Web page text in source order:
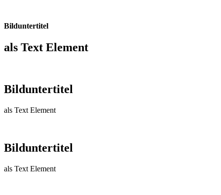
Bilduntertitel
als Text Element
Bild­unter­titel
als Text Element
Bild­unter­titel
als Text Element